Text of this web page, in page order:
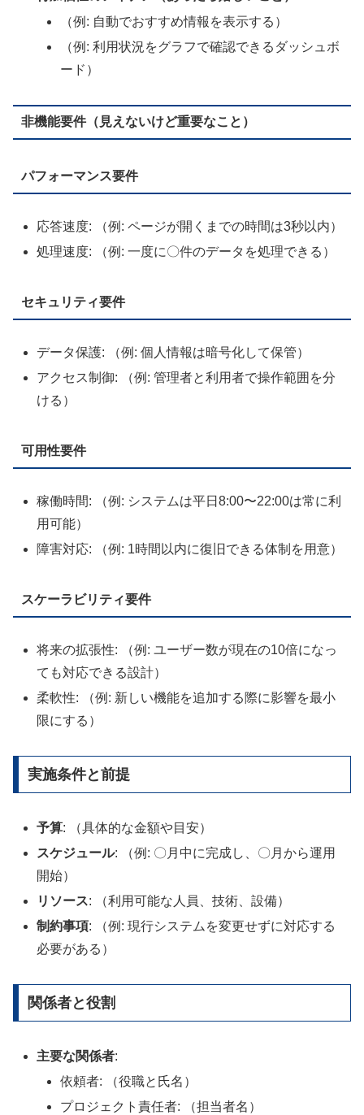
（例: 自動でおすすめ情報を表示する）
（例: 利用状況をグラフで確認できるダッシュボ
ード）
非機能要件（見えないけど重要なこと）
パフォーマンス要件
応答速度: （例: ページが開くまでの時間は3秒以内）
処理速度: （例: 一度に〇件のデータを処理できる）
セキュリティ要件
データ保護: （例: 個人情報は暗号化して保管）
アクセス制御: （例: 管理者と利用者で操作範囲を分
ける）
可用性要件
稼働時間: （例: システムは平日8:00〜22:00は常に利
用可能）
障害対応: （例: 1時間以内に復旧できる体制を用意）
スケーラビリティ要件
将来の拡張性: （例: ユーザー数が現在の10倍になっ
ても対応できる設計）
柔軟性: （例: 新しい機能を追加する際に影響を最小
限にする）
実施条件と前提
予算: （具体的な金額や目安）
スケジュール: （例: 〇月中に完成し、〇月から運用
開始）
リソース: （利用可能な人員、技術、設備）
制約事項: （例: 現行システムを変更せずに対応する
必要がある）
関係者と役割
主要な関係者:
依頼者: （役職と氏名）
プロジェクト責任者: （担当者名）